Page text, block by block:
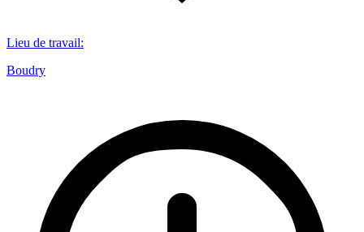
Lieu de travail:
Boudry